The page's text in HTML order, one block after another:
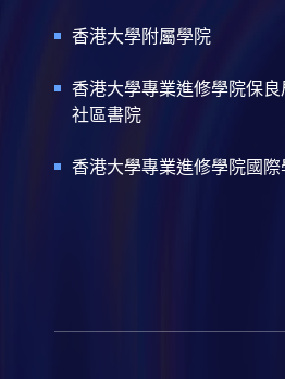
香港大學附屬學院
香港大學專業進修學院保良
社區書院
香港大學專業進修學院國際